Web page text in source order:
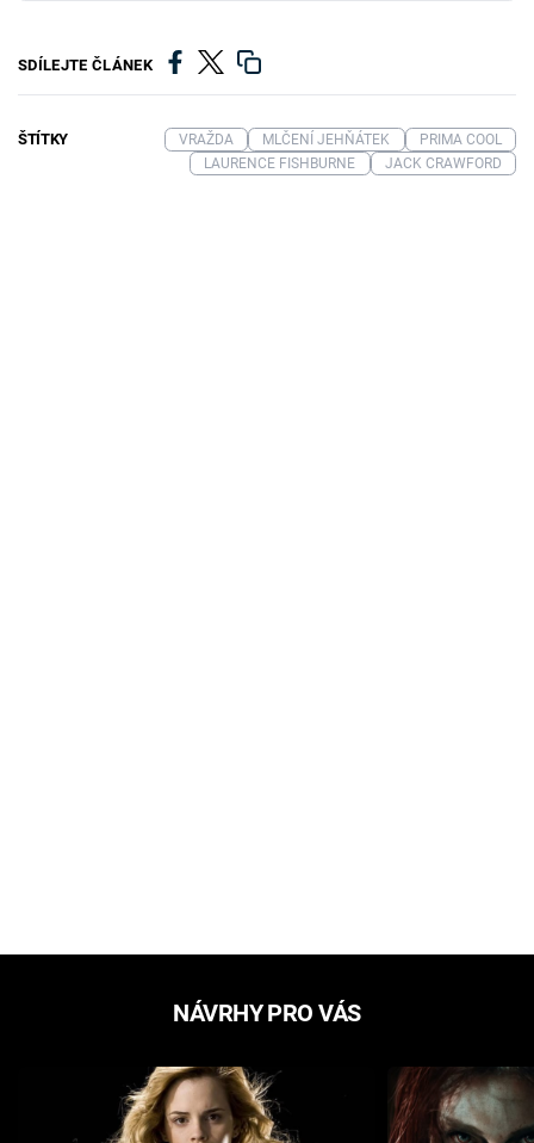
SDÍLEJTE ČLÁNEK
ŠTÍTKY VRAŽDA MLČENÍ JEHŇÁTEK
PRIMA COOL
LAURENCE FISHBURNE
JACK CRAWFORD
NÁVRHY PRO VÁS